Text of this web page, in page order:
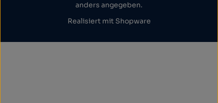
anders angegeben.
Realisiert mit Shopware